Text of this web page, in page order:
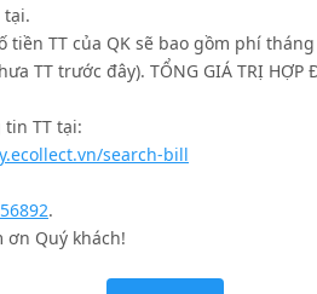
tiền TT của QK sẽ bao gồm phí
TT trước đây). TỔNG GIÁ TRỊ HỢP
TT tại:
search-bill
.
ơn Quý khách!